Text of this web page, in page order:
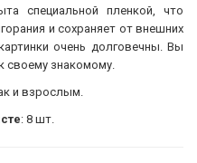
специальной пленкой, что
и сохраняет от внешних
очень долговечны. Вы
своему знакомому.
и взрослым.
: 8 шт.